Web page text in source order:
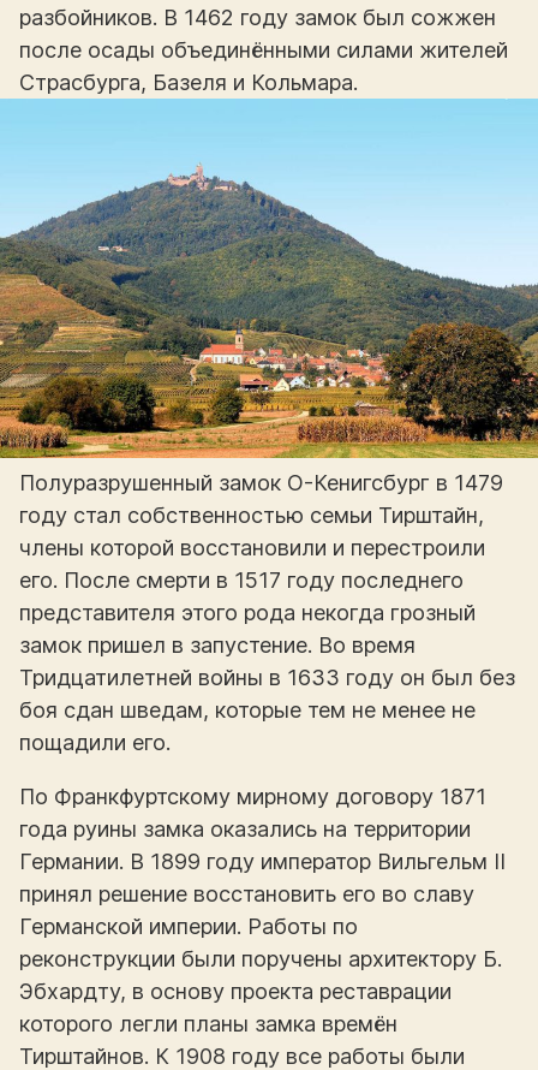
разбойников. В 1462 году замок был сожжен
после осады объединёнными силами жителей
Страсбурга, Базеля и Кольмара.
Полуразрушенный замок О-Кенигсбург в 1479
году стал собственностью семьи Тирштайн,
члены которой восстановили и перестроили
его. После смерти в 1517 году последнего
представителя этого рода некогда грозный
замок пришел в запустение. Во время
Тридцатилетней войны в 1633 году он был без
боя сдан шведам, которые тем не менее не
пощадили его.
По Франкфуртскому мирному договору 1871
года руины замка оказались на территории
Германии. В 1899 году император Вильгельм II
принял решение восстановить его во славу
Германской империи. Работы по
реконструкции были поручены архитектору Б.
Эбхардту, в основу проекта реставрации
которого легли планы замка времён
Тирштайнов. К 1908 году все работы были